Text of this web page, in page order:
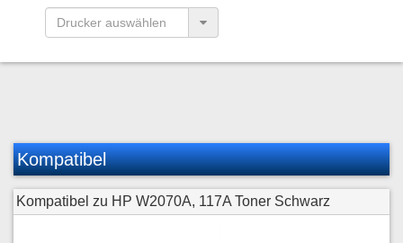
Kompatibel
Kompatibel zu HP W2070A, 117A Toner Schwarz